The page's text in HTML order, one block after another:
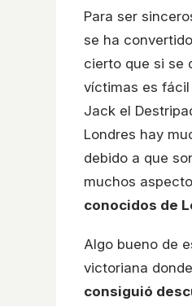
Para ser
se ha
cierto que si se
víctimas es
Jack el
Londres hay
debido a que
muchos
conocidos de
Algo bueno de
victoriana
consiguió